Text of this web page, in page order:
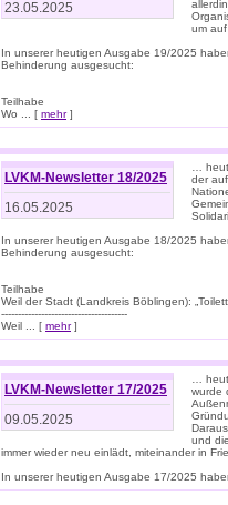
23.05.2025
um
In unserer heutigen Ausgabe 19/2025
Behinderung ausgesucht:
Teilhabe
Wo ... [ mehr]
LVKM-Newsletter 18/2025
16.05.2025
…
der
In unserer heutigen Ausgabe 18/2025
Behinderung ausgesucht:
Teilhabe
Weil der Stadt (Landkreis Böblingen):
--------------------------------------
Weil ... [ mehr]
LVKM-Newsletter 17/2025
09.05.2025
…
wurde
und
immer wieder neu einlädt, miteinander in
In unserer heutigen Ausgabe 17/2025